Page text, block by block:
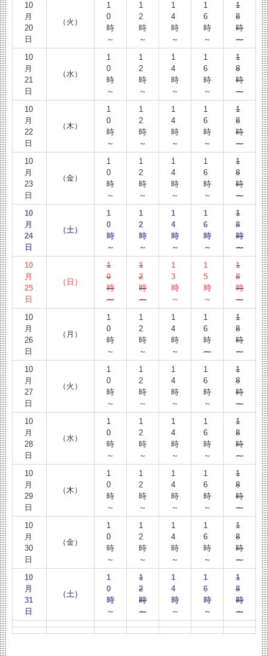
10
月
20
日
（火）
1
0
時
～
1
2
時
～
1
4
時
～
1
6
時
～
1
8
時
～
10
月
21
日
（水）
1
0
時
～
1
2
時
～
1
4
時
～
1
6
時
～
1
8
時
～
10
月
22
日
（木）
1
0
時
～
1
2
時
～
1
4
時
～
1
6
時
～
1
8
時
～
10
月
23
日
（金）
1
0
時
～
1
2
時
～
1
4
時
～
1
6
時
～
1
8
時
～
10
月
24
日
（土）
1
0
時
～
1
2
時
～
1
4
時
～
1
6
時
～
1
8
時
～
10
月
25
日
（日）
1
0
時
～
1
2
時
～
1
3
時
～
1
5
時
～
1
8
時
～
10
月
26
日
（月）
1
0
時
～
1
2
時
～
1
4
時
～
1
6
時
～
1
8
時
～
10
月
27
日
（火）
1
0
時
～
1
2
時
～
1
4
時
～
1
6
時
～
1
8
時
～
10
月
28
日
（水）
1
0
時
～
1
2
時
～
1
4
時
～
1
6
時
～
1
8
時
～
10
月
29
日
（木）
1
0
時
～
1
2
時
～
1
4
時
～
1
6
時
～
1
8
時
～
10
月
30
日
（金）
1
0
時
～
1
2
時
～
1
4
時
～
1
6
時
～
1
8
時
～
10
月
31
日
（土）
1
0
時
～
1
2
時
～
1
4
時
～
1
6
時
～
1
8
時
～